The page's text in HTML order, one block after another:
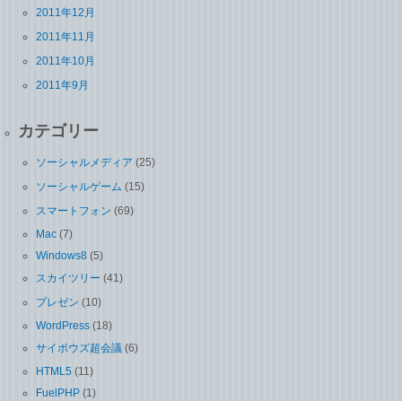
2011年12月
2011年11月
2011年10月
2011年9月
カテゴリー
ソーシャルメディア (25)
ソーシャルゲーム (15)
スマートフォン (69)
Mac (7)
Windows8 (5)
スカイツリー (41)
プレゼン (10)
WordPress (18)
サイボウズ超会議 (6)
HTML5 (11)
FuelPHP (1)